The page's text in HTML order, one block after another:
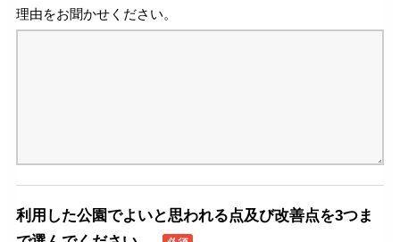
理由をお聞かせください。
利用した公園でよいと思われる点及び改善点を3つま